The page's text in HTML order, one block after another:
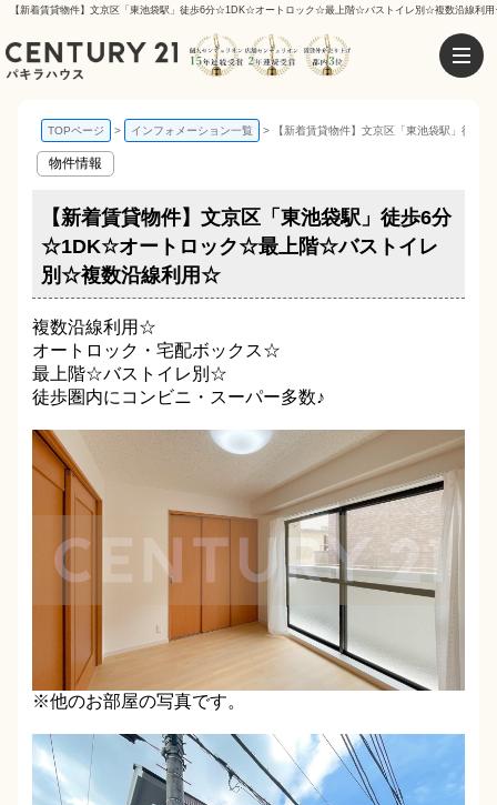
【新着賃貸物件】文京区「東池袋駅」徒歩6分☆1DK☆オートロック☆最上階☆バストイレ別☆複数沿線利用
TOPページ インフォメーション一覧 【新着賃貸物件】文京区「東池袋駅」徒
物件情報
【新着賃貸物件】文京区「東池袋駅」徒歩6分
☆1DK☆オートロック☆最上階☆バストイレ
別☆複数沿線利用☆
複数沿線利用☆
オートロック・宅配ボックス☆
最上階☆バストイレ別☆
徒歩圏内にコンビニ・スーパー多数♪
※他のお部屋の写真です。